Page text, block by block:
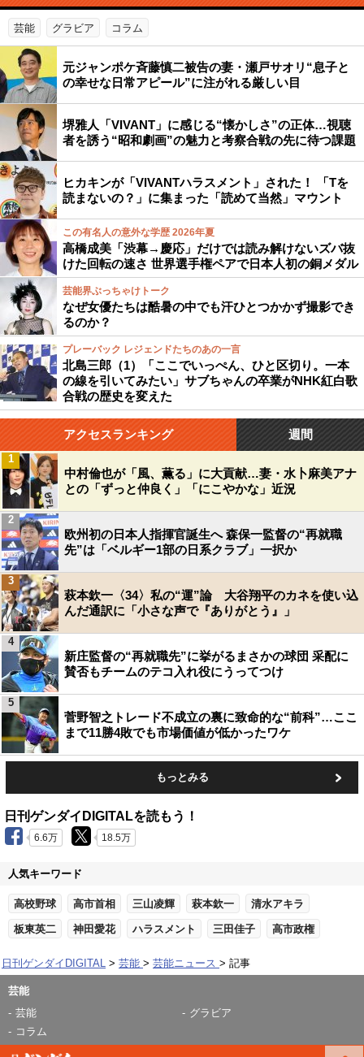
芸能 グラビア コラム
元ジャンポケ斉藤慎二被告の妻・瀬戸サオリ“息子と
の幸せな日常アピール”に注がれる厳しい目
堺雅人「VIVANT」に感じる“懐かしさ”の正体…視聴
者を誘う“昭和劇画”の魅力と考察合戦の先に待つ課題
ヒカキンが「VIVANTハラスメント」された！ 「Tを
読まないの？」に集まった「読めて当然」マウント
この有名人の意外な学歴 2026年夏
高橋成美「渋幕→慶応」だけでは読み解けないズバ抜
けた回転の速さ 世界選手権ペアで日本人初の銅メダル
芸能界ぶっちゃけトーク
なぜ女優たちは酷暑の中でも汗ひとつかかず撮影でき
るのか？
プレーバック レジェンドたちのあの一言
北島三郎（1）「ここでいっぺん、ひと区切り。一本
の線を引いてみたい」サブちゃんの卒業がNHK紅白歌
合戦の歴史を変えた
アクセスランキング 週間
中村倫也が「風、薫る」に大貢献…妻・水卜麻美アナ
との「ずっと仲良く」「にこやかな」近況
1
欧州初の日本人指揮官誕生へ 森保一監督の“再就職
先”は「ベルギー1部の日系クラブ」一択か
2
萩本欽一〈34〉私の“運”論 大谷翔平のカネを使い込
んだ通訳に「小さな声で『ありがとう』」
3
新庄監督の“再就職先”に挙がるまさかの球団 采配に
賛否もチームのテコ入れ役にうってつけ
4
菅野智之トレード不成立の裏に致命的な“前科”…ここ
まで11勝4敗でも市場価値が低かったワケ
5
もっとみる
日刊ゲンダイDIGITALを読もう！
6.6万 18.5万
人気キーワード
高校野球 高市首相 三山凌輝 萩本欽一 清水アキラ
板東英二 神田愛花 ハラスメント 三田佳子 高市政権
日刊ゲンダイDIGITAL 芸能 芸能ニュース 記事
芸能
芸能
グラビア
コラム